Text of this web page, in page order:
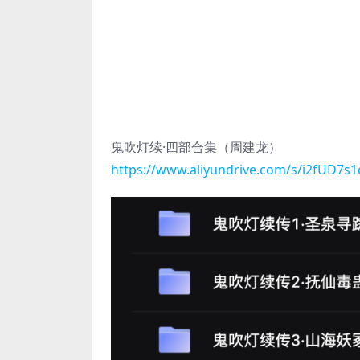
鬼吹灯续·四部合集（周建龙）
https://www.aliyundrive.com/s/